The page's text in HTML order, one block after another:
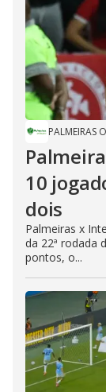
PALMEIRAS
10
dois
Palmeiras x
da 22ª rodada
pontos, o...